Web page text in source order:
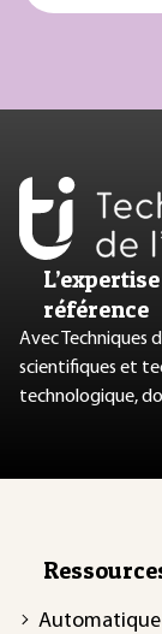
référence
Avec Techniques
scientifiques et
technologique,